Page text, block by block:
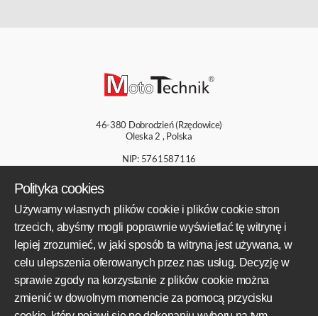
46-380 Dobrodzień (Rzędowice)
Oleska 2 , Polska
NIP: 5761587116
+48 609 800 931
+48 609 550 459
biuro@mototechnik.pl
OBSZARY DZIAŁALNOŚCI
Polityka cookies
Używamy własnych plików cookie i plików cookie stron
trzecich, abyśmy mogli poprawnie wyświetlać tę witrynę i
lepiej zrozumieć, w jaki sposób ta witryna jest używana, w
celu ulepszenia oferowanych przez nas usług. Decyzję w
sprawie zgody na korzystanie z plików cookie można
zmienić w dowolnym momencie za pomocą przycisku